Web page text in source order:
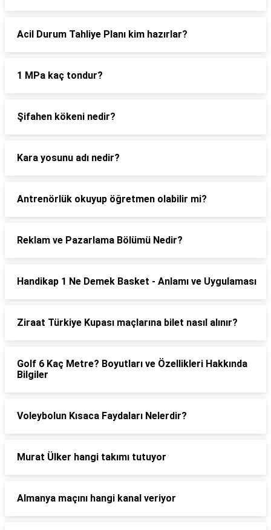
Acil Durum Tahliye Planı kim hazırlar?
1 MPa kaç tondur?
Şifahen kökeni nedir?
Kara yosunu adı nedir?
Antrenörlük okuyup öğretmen olabilir mi?
Reklam ve Pazarlama Bölümü Nedir?
Handikap 1 Ne Demek Basket - Anlamı ve Uygulaması
Ziraat Türkiye Kupası maçlarına bilet nasıl alınır?
Golf 6 Kaç Metre? Boyutları ve Özellikleri Hakkında
Bilgiler
Voleybolun Kısaca Faydaları Nelerdir?
Murat Ülker hangi takımı tutuyor
Almanya maçını hangi kanal veriyor